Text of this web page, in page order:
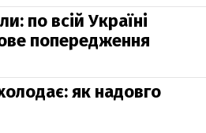
по всій Україні
попередження
як надовго